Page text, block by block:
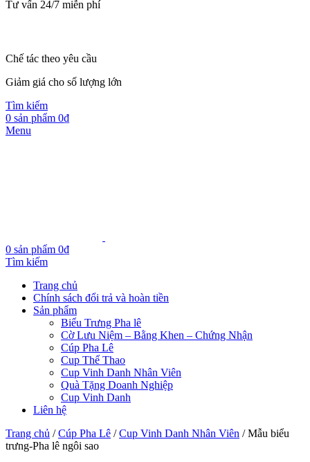
Tư vấn 24/7 miễn phí
Chế tác theo yêu cầu
Giảm giá cho số lượng lớn
Tìm kiếm
0 sản phẩm 0₫
Menu
0 sản phẩm 0₫
Tìm kiếm
Trang chủ
Chính sách đổi trả và hoàn tiền
Sản phẩm
Biểu Trưng Pha lê
Cờ Lưu Niệm – Bằng Khen – Chứng Nhận
Cúp Pha Lê
Cup Thể Thao
Cup Vinh Danh Nhân Viên
Quà Tặng Doanh Nghiệp
Cup Vinh Danh
Liên hệ
Trang chủ /Cúp Pha Lê /Cup Vinh Danh Nhân Viên /Mẫu biểu
trưng-Pha lê ngôi sao